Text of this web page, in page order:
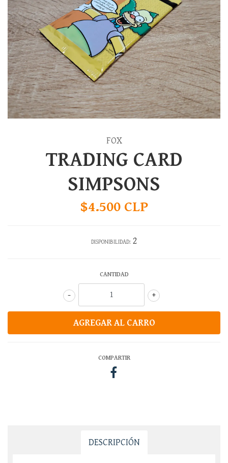
FOX
TRADING CARD
SIMPSONS
$4.500 CLP
DISPONIBILIDAD: 2
CANTIDAD
+
-
COMPARTIR
DESCRIPCIÓN